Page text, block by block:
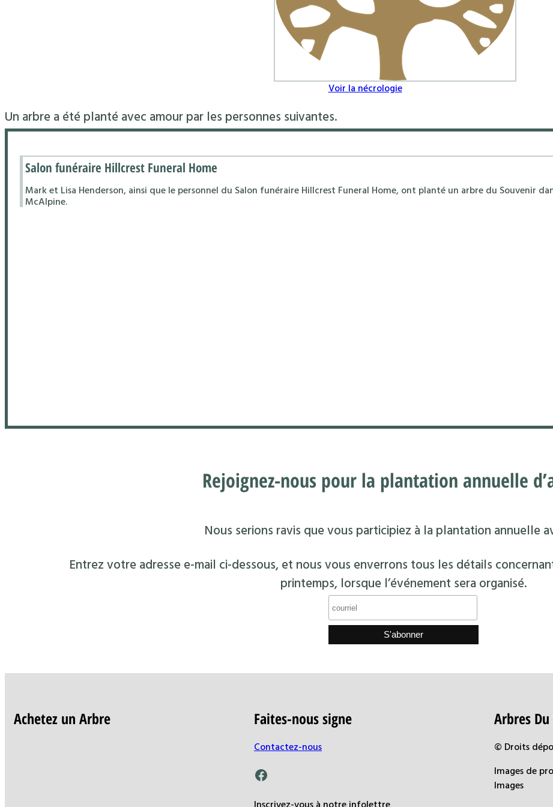
Voir la nécrologie
Un arbre a été planté avec amour par les personnes suivantes.
Salon funéraire Hillcrest Funeral Home
Mark et Lisa Henderson, ainsi que le personnel du Salon funéraire Hillcrest Funeral Home, ont planté un arbre du Souvenir
McAlpine.
Rejoignez-nous pour la plantation annuelle
Nous serions ravis que vous participiez à la plantation annuelle
Entrez votre adresse e-mail ci-dessous, et nous vous enverrons tous les détails
printemps, lorsque l’événement sera organisé.
Achetez un Arbre Faites-nous signe
Contactez-nous
Facebook
Arbres
© Droits
Images de
Images